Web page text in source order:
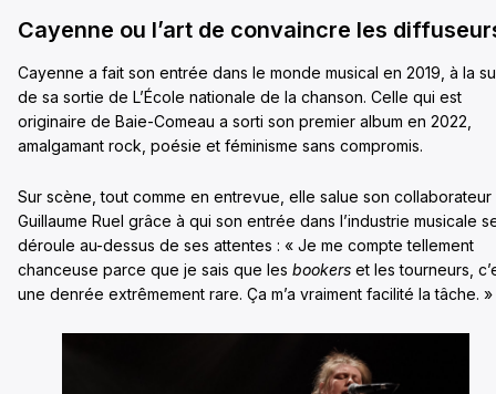
Cayenne ou l’art de convaincre les
Cayenne a fait son entrée dans le monde musical en 2019, à la
de sa sortie de L’École nationale de la chanson. Celle qui est
originaire de Baie-Comeau a sorti son premier album en 2022,
amalgamant rock, poésie et féminisme sans compromis.
Sur scène, tout comme en entrevue, elle salue son collaborateur
Guillaume Ruel grâce à qui son entrée dans l’industrie musicale
déroule au-dessus de ses attentes : « Je me compte tellement
chanceuse parce que je sais que les bookers et les tourneurs,
une denrée extrêmement rare. Ça m’a vraiment facilité la tâche. »